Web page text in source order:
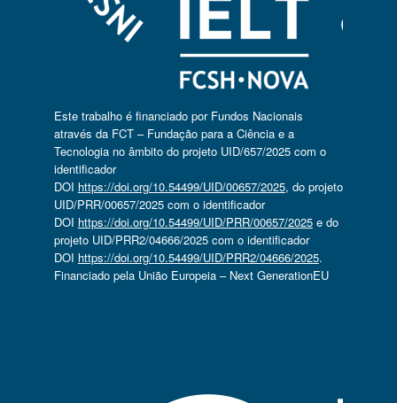
Este trabalho é financiado por Fundos Nacionais
através da FCT – Fundação para a Ciência e a
Tecnologia no âmbito do projeto UID/657/2025 com o
identificador
DOI https://doi.org/10.54499/UID/00657/2025, do projeto
UID/PRR/00657/2025 com o identificador
DOI https://doi.org/10.54499/UID/PRR/00657/2025e do
projeto UID/PRR2/04666/2025 com o identificador
DOI https://doi.org/10.54499/UID/PRR2/04666/2025.
Financiado pela União Europeia – Next GenerationEU